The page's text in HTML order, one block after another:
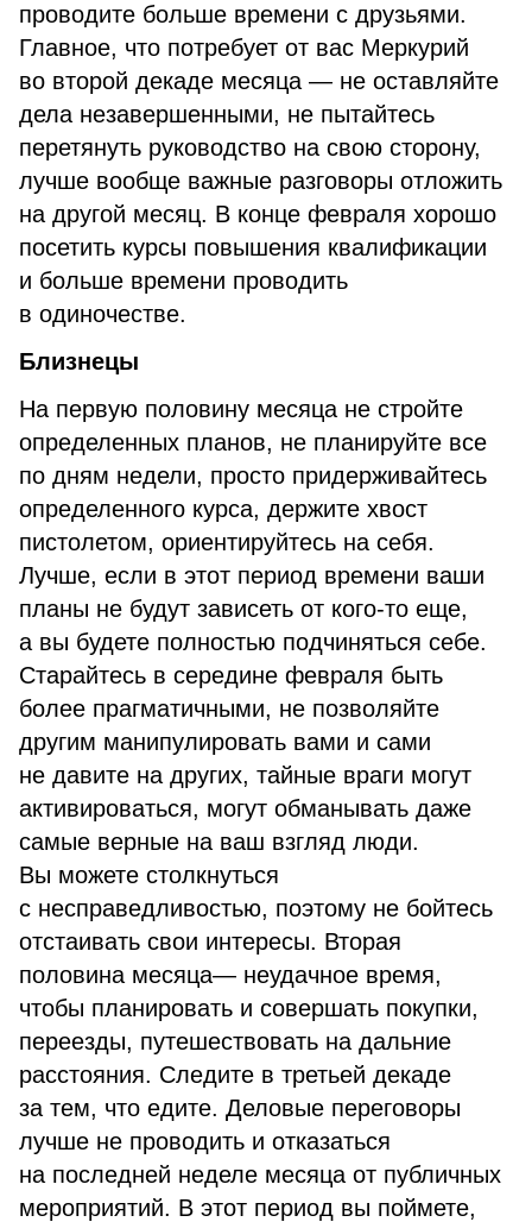
проводите больше времени с друзьями.
Главное, что потребует от вас Меркурий
во второй декаде месяца — не оставляйте
дела незавершенными, не пытайтесь
перетянуть руководство на свою сторону,
лучше вообще важные разговоры отложить
на другой месяц. В конце февраля хорошо
посетить курсы повышения квалификации
и больше времени проводить
в одиночестве.
Близнецы
На первую половину месяца не стройте
определенных планов, не планируйте все
по дням недели, просто придерживайтесь
определенного курса, держите хвост
пистолетом, ориентируйтесь на себя.
Лучше, если в этот период времени ваши
планы не будут зависеть от кого-то еще,
а вы будете полностью подчиняться себе.
Старайтесь в середине февраля быть
более прагматичными, не позволяйте
другим манипулировать вами и сами
не давите на других, тайные враги могут
активироваться, могут обманывать даже
самые верные на ваш взгляд люди.
Вы можете столкнуться
с несправедливостью, поэтому не бойтесь
отстаивать свои интересы. Вторая
половина месяца— неудачное время,
чтобы планировать и совершать покупки,
переезды, путешествовать на дальние
расстояния. Следите в третьей декаде
за тем, что едите. Деловые переговоры
лучше не проводить и отказаться
на последней неделе месяца от публичных
мероприятий. В этот период вы поймете,